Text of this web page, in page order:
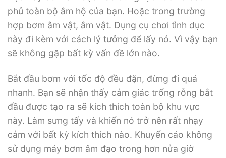
phủ toàn bộ âm hộ của bạn. Hoặc trong trường
hợp bơm âm vật, âm vật. Dụng cụ chơi tình dục
này đi kèm với cách lý tưởng để lấy nó. Vì vậy bạn
sẽ không gặp bất kỳ vấn đề lớn nào.
Bắt đầu bơm với tốc độ đều đặn, đừng đi quá
nhanh. Bạn sẽ nhận thấy cảm giác trống rỗng bắt
đầu được tạo ra sẽ kích thích toàn bộ khu vực
này. Làm sưng tấy và khiến nó trở nên rất nhạy
cảm với bất kỳ kích thích nào. Khuyến cáo không
sử dụng máy bơm âm đạo trong hơn nửa giờ